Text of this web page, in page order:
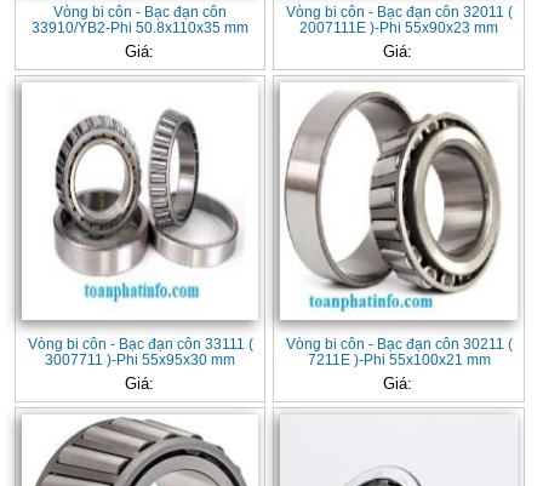
Vòng bi côn - Bạc đạn côn
33910/YB2-Phi 50.8x110x35 mm
Giá:
Vòng bi côn - Bạc đạn côn 32011 (
2007111E )-Phi 55x90x23 mm
Giá:
Vòng bi côn - Bạc đạn côn 33111 (
3007711 )-Phi 55x95x30 mm
Giá:
Vòng bi côn - Bạc đạn côn 30211 (
7211E )-Phi 55x100x21 mm
Giá: